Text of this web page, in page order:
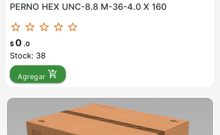
PERNO HEX UNC-8.8 M-36-4.0 X 160
star_border star_border star_border star_border star_border
$ 0 .0
Stock: 38
Agregar add_shopping_cart